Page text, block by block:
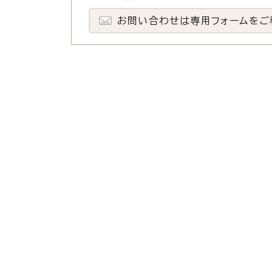
お問い合わせは専用フォームをご